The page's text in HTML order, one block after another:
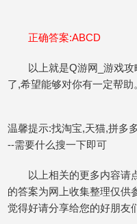
正确答案:ABCD
以上就是Q游网_游戏
了,希望能够对你有一定帮助
温馨提示:找淘宝,天猫,拼多
--需要什么搜一下即可
以上相关的更多内容请
的答案为网上收集整理仅供
觉得好请分享给您的好朋友